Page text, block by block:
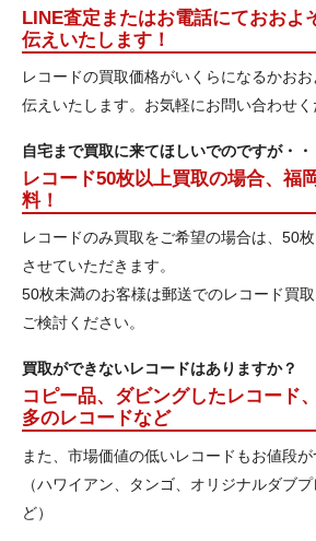
LINE査定またはお電話にておおよ
伝えいたします！
レコードの買取価格がいくらになるかお
伝えいたします。お気軽にお問い合わせく
自宅まで買取に来てほしいでのですが・・
レコード50枚以上買取の場合、福
料！
レコードのみ買取をご希望の場合は、50
させていただきます。
50枚未満のお客様は郵送でのレコード買
ご検討ください。
買取ができないレコードはありますか？
コピー品、ダビングしたレコード
多のレコードなど
また、市場価値の低いレコードもお値段が
（ハワイアン、タンゴ、オリジナルダブ
ど）